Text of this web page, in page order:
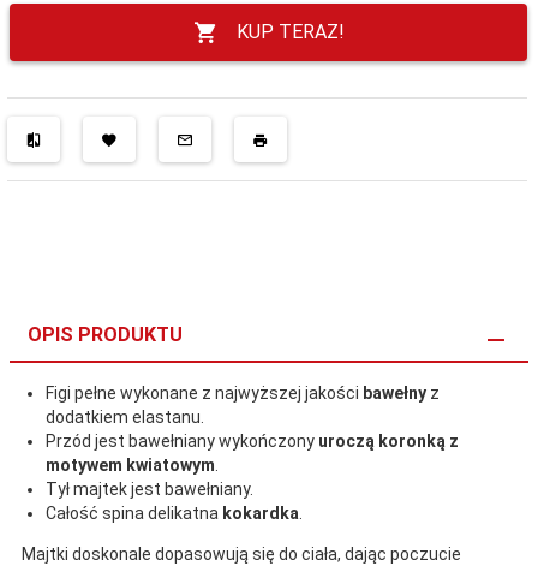
KUP TERAZ!
OPIS PRODUKTU
Figi pełne wykonane z najwyższej jakości bawełny z
dodatkiem elastanu.
Przód jest bawełniany wykończony uroczą koronką z
motywem kwiatowym
Tył majtek jest bawełniany.
Całość spina delikatna kokardka
Majtki doskonale dopasowują się do ciała, dając poczucie